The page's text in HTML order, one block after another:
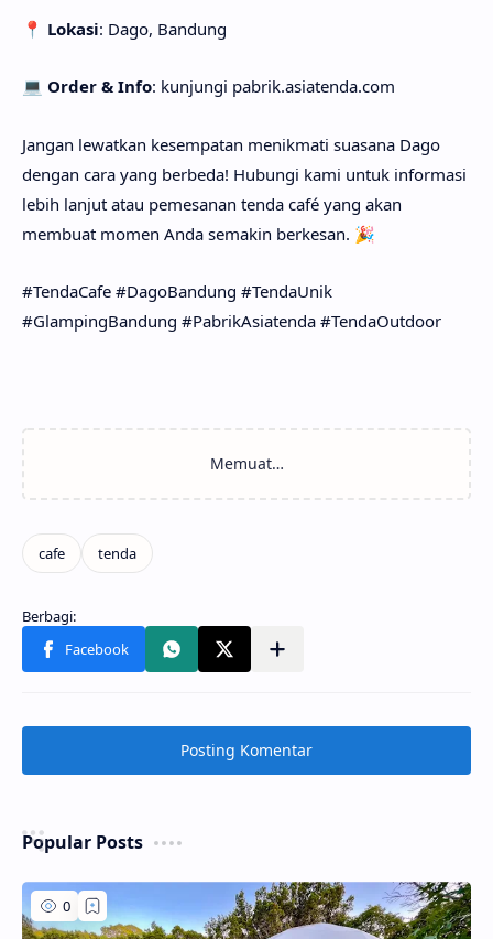
📍 Lokasi: Dago, Bandung
💻 Order & Info: kunjungi pabrik.asiatenda.com
Jangan lewatkan kesempatan menikmati suasana Dago
dengan cara yang berbeda! Hubungi kami untuk informasi
lebih lanjut atau pemesanan tenda café yang akan
membuat momen Anda semakin berkesan. 🎉
#TendaCafe #DagoBandung #TendaUnik
#GlampingBandung #PabrikAsiatenda #TendaOutdoor
Posting Komentar
Popular Posts